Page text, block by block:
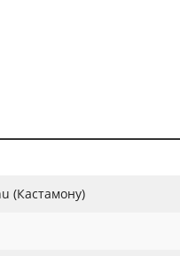
(Кастамону)